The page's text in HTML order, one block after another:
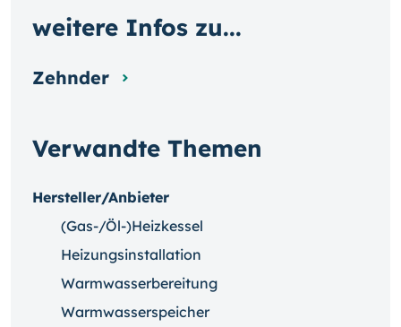
Verwandte Themen
Hersteller/Anbieter
(Gas-/Öl-)Heizkessel
Heizungsinstallation
Warmwasserbereitung
Warmwasserspeicher
weitere Infos zu...
Zehnder